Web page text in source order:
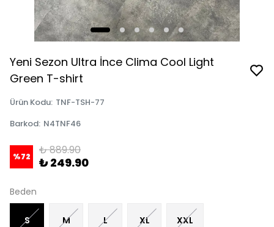
Yeni Sezon Ultra İnce Clima Cool Light
Green T-shirt
Ürün Kodu: TNF-TSH-77
Barkod: N4TNF46
%72 ₺ 889.90
₺ 249.90
Beden
S M L XL XXL